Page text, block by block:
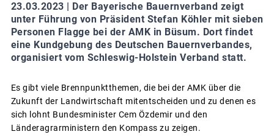
23.03.2023 |
Der Bayerische Bauernverband zeigt
unter Führung von Präsident Stefan Köhler mit sieben
Personen Flagge bei der AMK in Büsum. Dort findet
eine Kundgebung des Deutschen Bauernverbandes,
organisiert vom Schleswig-Holstein Verband statt.
Es gibt viele Brennpunktthemen, die bei der AMK über die
Zukunft der Landwirtschaft mitentscheiden und zu denen es
sich lohnt Bundesminister Cem Özdemir und den
Länderagrarministern den Kompass zu zeigen.